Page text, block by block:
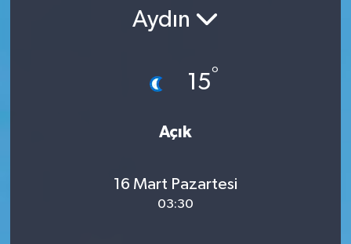
Aydın
15°
Açık
16 Mart Pazartesi
03:30